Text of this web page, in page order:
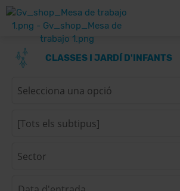
CLASSES I JARDÍ D'INFANTS